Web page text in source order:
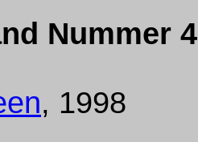
Nummer
, 1998